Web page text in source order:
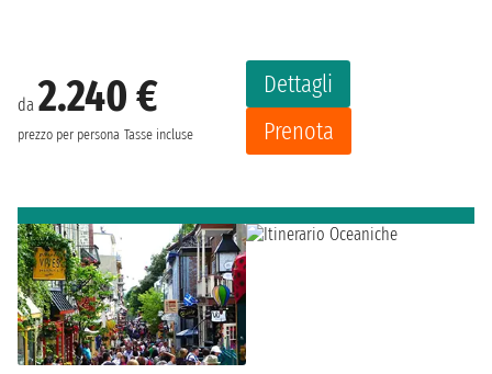
da 2.240 €
prezzo per persona Tasse incluse
Dettagli
Prenota